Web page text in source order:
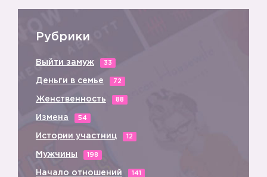
Рубрики
Выйти замуж 33
Деньги в семье 72
Женственность 88
Измена 54
Истории участниц 12
Мужчины 198
Начало отношений 141